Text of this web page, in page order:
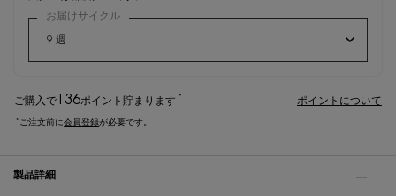
お届けサイクル
ご購入で 136ポイント 貯まります * ポイントについて
* ご注文前に会員登録が必要です。
製品詳細